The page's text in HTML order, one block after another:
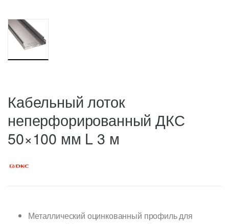
Кабельный лоток
неперфорированный ДКС
50×100 мм L 3 м
Металлический оцинкованный профиль для